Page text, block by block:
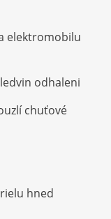
elektromobilu
odhaleni
chuťové
hned